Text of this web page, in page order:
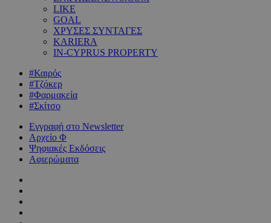
LIKE
GOAL
ΧΡΥΣΕΣ ΣΥΝΤΑΓΕΣ
KARIERA
IN-CYPRUS PROPERTY
#Καιρός
#Τζόκερ
#Φαρμακεία
#Σκίτσο
Εγγραφή στο Newsletter
Αρχείο Φ
Ψηφιακές Εκδόσεις
Αφιερώματα